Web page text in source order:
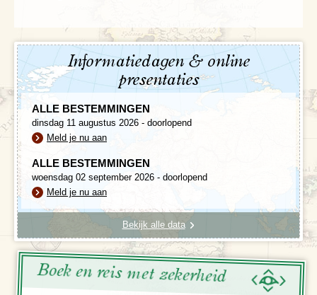
Informatiedagen & online
presentaties
ALLE BESTEMMINGEN
dinsdag 11 augustus 2026 - doorlopend
Meld je nu aan
ALLE BESTEMMINGEN
woensdag 02 september 2026 - doorlopend
Meld je nu aan
Bekijk alle data
Boek en reis met zekerheid